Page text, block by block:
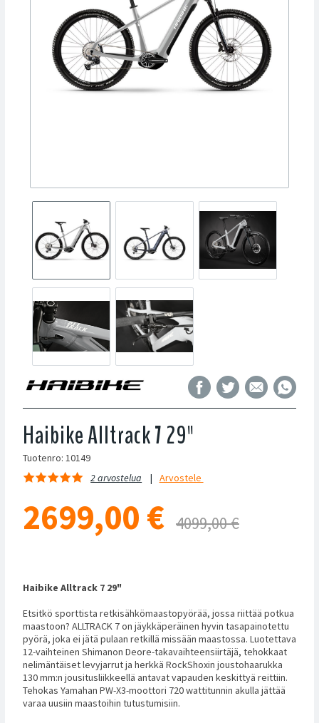
Haibike Alltrack 7 29"
Tuotenro: 10149
2 arvostelua
Arvostele
2699,00 € 4099,00 €
Haibike Alltrack 7 29"
Etsitkö sporttista retkisähkömaastopyörää, jossa riittää potkua
maastoon? ALLTRACK 7 on jäykkäperäinen hyvin tasapainotettu
pyörä, joka ei jätä pulaan retkillä missään maastossa. Luotettava
12-vaihteinen Shimanon Deore-takavaihteensiirtäjä, tehokkaat
nelimäntäiset levyjarrut ja herkkä RockShoxin joustohaarukka
130 mm:n jousitusliikkeellä antavat vapauden keskittyä reittiin.
Tehokas Yamahan PW-X3-moottori 720 wattitunnin akulla jättää
varaa uusiin maastoihin tutustumisiin.